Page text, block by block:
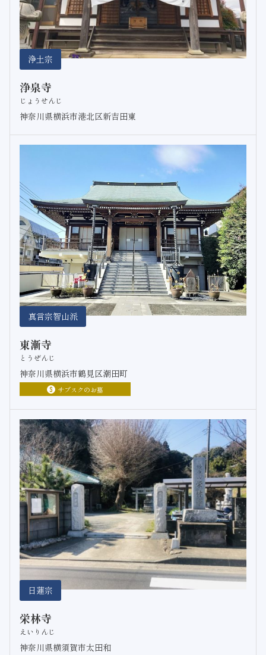
浄土宗
浄泉寺
じょうせんじ
神奈川県横浜市港北区新吉田東
真言宗智山派
東漸寺
とうぜんじ
神奈川県横浜市鶴見区潮田町
サブスクのお墓
日蓮宗
栄林寺
えいりんじ
神奈川県横須賀市太田和